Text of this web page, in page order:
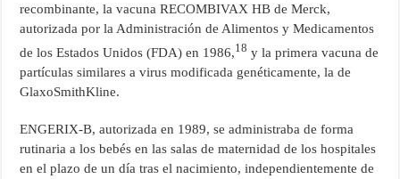
recombinante, la vacuna RECOMBIVAX HB de Merck,
autorizada por la Administración de Alimentos y Medicamentos
de los Estados Unidos (FDA) en 1986,18 y la primera vacuna de
partículas similares a virus modificada genéticamente, la de
GlaxoSmithKline.
ENGERIX-B, autorizada en 1989, se administraba de forma
rutinaria a los bebés en las salas de maternidad de los hospitales
en el plazo de un día tras el nacimiento, independientemente de